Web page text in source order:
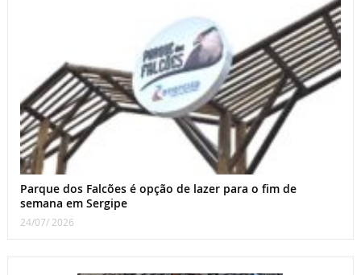
Parque dos Falcões é opção de lazer para o fim de
semana em Sergipe
24/07/ 2026